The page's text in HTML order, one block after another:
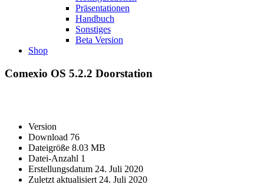
Präsentationen
Handbuch
Sonstiges
Beta Version
Shop
Comexio OS 5.2.2 Doorstation
Version
Download 76
Dateigröße 8.03 MB
Datei-Anzahl 1
Erstellungsdatum 24. Juli 2020
Zuletzt aktualisiert24. Juli 2020